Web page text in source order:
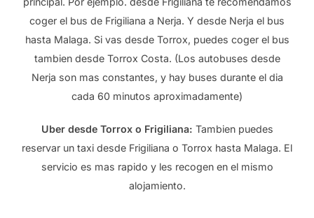
coger el bus de Frigiliana a Nerja. Y desde Nerja el bus
hasta Malaga. Si vas desde Torrox, puedes coger el bus
tambien desde Torrox Costa. (Los autobuses desde
Nerja son mas constantes, y hay buses durante el dia
cada 60 minutos aproximadamente)
Uber desde Torrox o Frigiliana: Tambien puedes
reservar un taxi desde Frigiliana o Torrox hasta Malaga. El
servicio es mas rapido y les recogen en el mismo
alojamiento.